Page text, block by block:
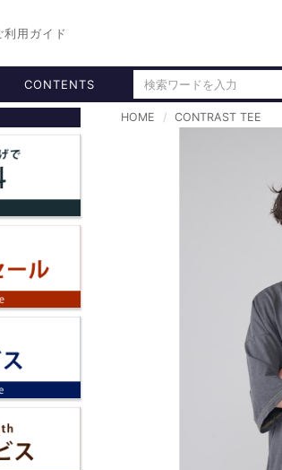
利用ガイド
CONTENTS
HOME CONTRAST TEE